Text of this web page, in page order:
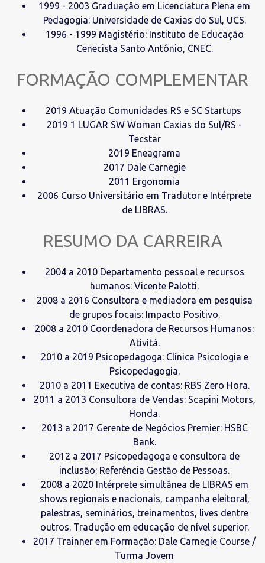
1999 - 2003 Graduação em Licenciatura Plena em
Pedagogia: Universidade de Caxias do Sul, UCS.
1996 - 1999 Magistério: Instituto de Educação
Cenecista Santo Antônio, CNEC.
FORMAÇÃO COMPLEMENTAR
2019 Atuação Comunidades RS e SC Startups
2019 1 LUGAR SW Woman Caxias do Sul/RS -
Tecstar
2019 Eneagrama
2017 Dale Carnegie
2011 Ergonomia
2006 Curso Universitário em Tradutor e Intérprete
de LIBRAS.
RESUMO DA CARREIRA
2004 a 2010 Departamento pessoal e recursos
humanos: Vicente Palotti.
2008 a 2016 Consultora e mediadora em pesquisa
de grupos focais: Impacto Positivo.
2008 a 2010 Coordenadora de Recursos Humanos:
Ativitá.
2010 a 2019 Psicopedagoga: Clínica Psicologia e
Psicopedagogia.
2010 a 2011 Executiva de contas: RBS Zero Hora.
2011 a 2013 Consultora de Vendas: Scapini Motors,
Honda.
2013 a 2017 Gerente de Negócios Premier: HSBC
Bank.
2012 a 2017 Psicopedagoga e consultora de
inclusão: Referência Gestão de Pessoas.
2008 a 2020 Intérprete simultânea de LIBRAS em
shows regionais e nacionais, campanha eleitoral,
palestras, seminários, treinamentos, lives dentre
outros. Tradução em educação de nível superior.
2017 Trainner em Formação: Dale Carnegie Course /
Turma Jovem